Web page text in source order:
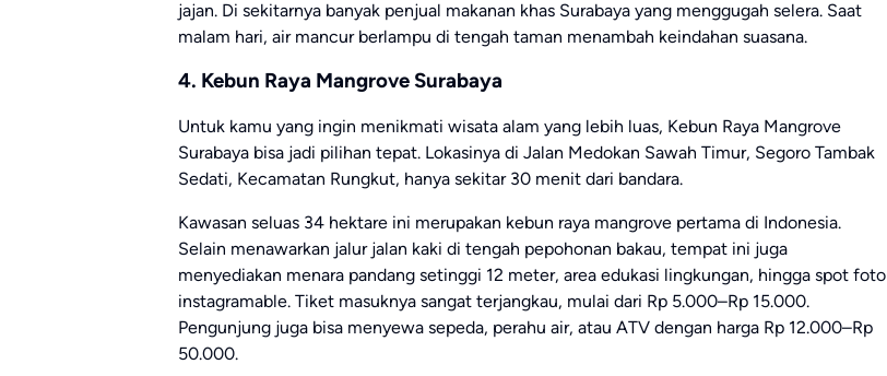
jajan. Di sekitarnya banyak penjual makanan khas Surabaya yang menggugah selera. Saat
malam hari, air mancur berlampu di tengah taman menambah keindahan suasana.
4. Kebun Raya Mangrove Surabaya
Untuk kamu yang ingin menikmati wisata alam yang lebih luas, Kebun Raya Mangrove
Surabaya bisa jadi pilihan tepat. Lokasinya di Jalan Medokan Sawah Timur, Segoro Tambak
Sedati, Kecamatan Rungkut, hanya sekitar 30 menit dari bandara.
Kawasan seluas 34 hektare ini merupakan kebun raya mangrove pertama di Indonesia.
Selain menawarkan jalur jalan kaki di tengah pepohonan bakau, tempat ini juga
menyediakan menara pandang setinggi 12 meter, area edukasi lingkungan, hingga spot foto
instagramable. Tiket masuknya sangat terjangkau, mulai dari Rp 5.000–Rp 15.000.
Pengunjung juga bisa menyewa sepeda, perahu air, atau ATV dengan harga Rp 12.000–Rp
50.000.